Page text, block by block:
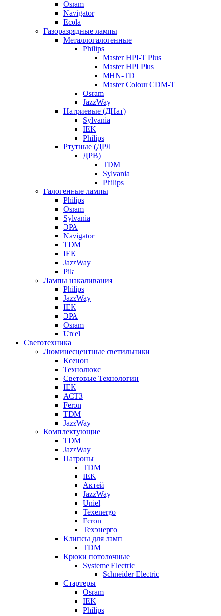
Osram
Navigator
Ecola
Газоразрядные лампы
Металлогалогенные
Philips
Master HPI-T Plus
Master HPI Plus
MHN-TD
Master Colour CDM-T
Osram
JazzWay
Натриевые (ДНат)
Sylvania
IEK
Philips
Ртутные (ДРЛ
ДРВ)
TDM
Sylvania
Philips
Галогенные лампы
Philips
Osram
Sylvania
ЭРА
Navigator
TDM
IEK
JazzWay
Pila
Лампы накаливания
Philips
JazzWay
IEK
ЭРА
Osram
Uniel
Светотехника
Люминесцентные светильники
Ксенон
Технолюкс
Световые Технологии
IEK
АСТЗ
Feron
TDM
JazzWay
Комплектующие
TDM
JazzWay
Патроны
TDM
IEK
Актей
JazzWay
Uniel
Texenergo
Feron
Техэнерго
Клипсы для ламп
TDM
Крюки потолочные
Systeme Electric
Schneider Electric
Стартеры
Osram
IEK
Philips